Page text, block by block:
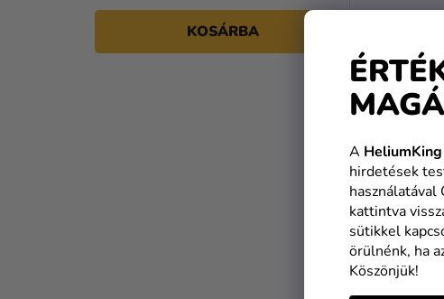
A HeliumKing
hirdetések
használatával
kattintva
sütikkel
örülnénk, ha
Köszönjük!
KOSÁRBA